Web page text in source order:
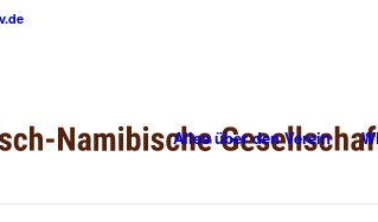
Alles über den Verein